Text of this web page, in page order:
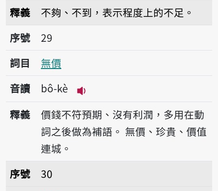
釋義
不夠、不到，表示程度上的不足。
序號29無價
序號
29
詞目
無價
音讀
bô-kè
播放音讀bô-kè
釋義
價錢不符預期、沒有利潤，多用在動
詞之後做為補語。 無價、珍貴、價值
連城。
序號30無局
序號
30